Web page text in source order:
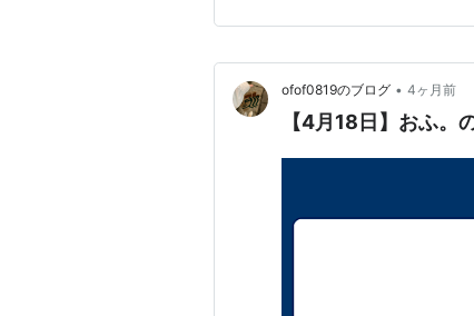
ofof0819のブログ • 4ヶ月前
【4月18日】おふ。